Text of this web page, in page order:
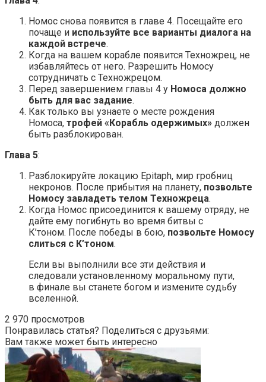
Номос снова появится в главе 4. Посещайте его
почаще и используйте все варианты диалога на
каждой встрече.
Когда на вашем корабле появится Техножрец, не
избавляйтесь от него. Разрешить Номосу
сотрудничать с Техножрецом.
Перед завершением главы 4 у Номоса должно
быть для вас задание.
Как только вы узнаете о месте рождения
Номоса, трофей «Корабль одержимых» должен
быть разблокирован.
Глава 5:
Разблокируйте локацию Epitaph, мир гробниц
некронов. После прибытия на планету, позвольте
Номосу завладеть телом Техножреца.
Когда Номос присоединится к вашему отряду, не
дайте ему погибнуть во время битвы с
К’тоном. После победы в бою, позвольте Номосу
слиться с К’тоном.
Если вы выполнили все эти действия и
следовали установленному моральному пути,
в финале вы станете богом и измените судьбу
вселенной.
2 970 просмотров
Понравилась статья? Поделиться с друзьями:
Вам также может быть интересно